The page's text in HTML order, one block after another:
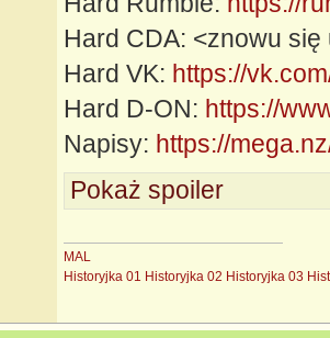
Hard CDA: <znowu się
Hard VK: https://
Hard D-ON: https://
Napisy: https://
Pokaż spoiler
MAL
Historyjka 01 Historyjka 02 Historyjka 03